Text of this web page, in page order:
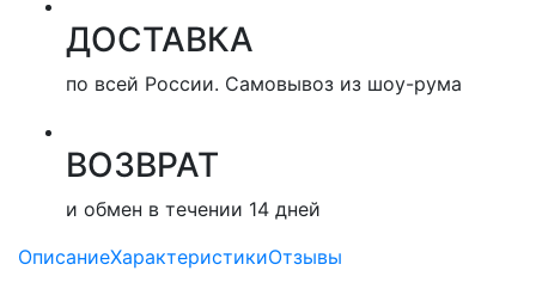
ДОСТАВКА
по всей России. Самовывоз из шоу-рума
ВОЗВРАТ
и обмен в течении 14 дней
ОписаниеХарактеристикиОтзывы